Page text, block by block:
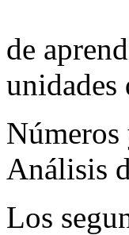
de
unidades
Análisis
Los